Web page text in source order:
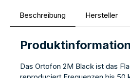
Beschreibung Hersteller
Das Ortofon 2M Black ist das